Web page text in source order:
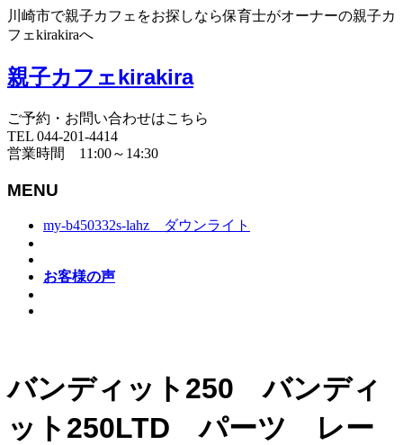
川崎市で親子カフェをお探しなら保育士がオーナーの親子カ
フェkirakiraへ
親子カフェkirakira
ご予約・お問い合わせはこちら
TEL 044-201-4414
営業時間 11:00～14:30
MENU
my-b450332s-lahz ダウンライト
お客様の声
バンディット250 バンディ
ット250LTD パーツ レー